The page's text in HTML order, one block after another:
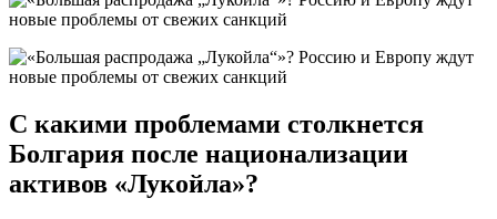
С какими проблемами столкнется
Болгария после национализации
активов «Лукойла»?